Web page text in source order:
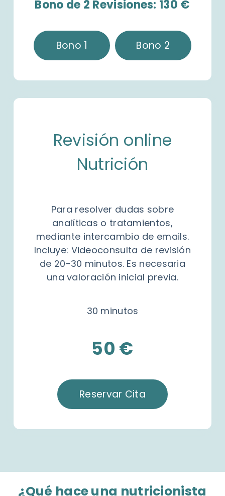
Bono de 2 Revisiones: 130 €
Bono 1 Bono 2
Revisión online
Nutrición
Para resolver dudas sobre
analíticas o tratamientos,
mediante intercambio de emails.
Incluye: Videoconsulta de revisión
de 20-30 minutos. Es necesaria
una valoración inicial previa.
30 minutos
50 €
Reservar Cita
¿Qué hace una nutricionista